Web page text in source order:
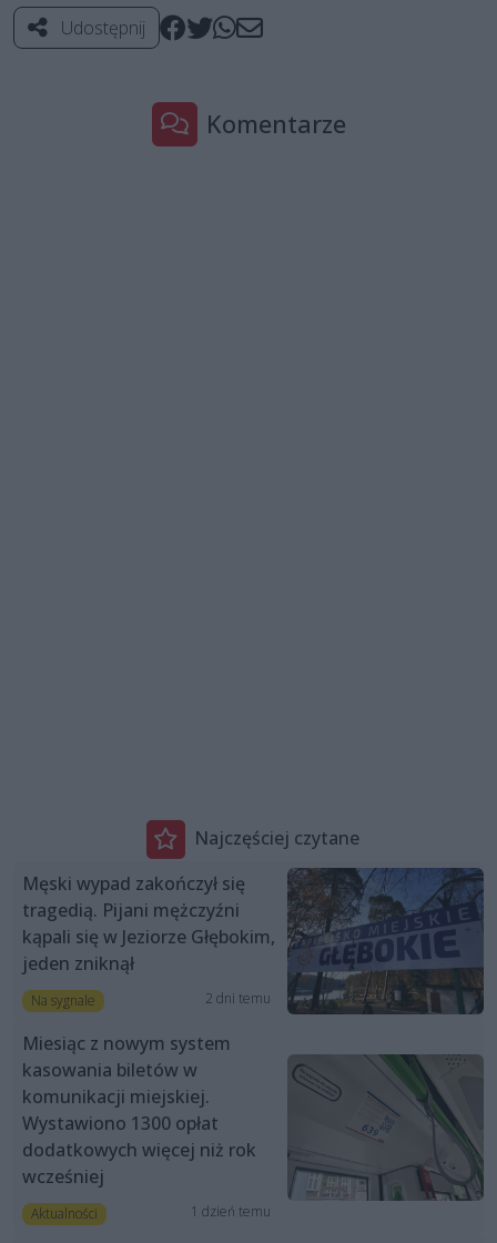
Udostępnij
Komentarze
Najczęściej czytane
Męski wypad zakończył się
tragedią. Pijani mężczyźni
kąpali się w Jeziorze Głębokim,
jeden zniknął
Na sygnale 2 dni temu
Miesiąc z nowym system
kasowania biletów w
komunikacji miejskiej.
Wystawiono 1300 opłat
dodatkowych więcej niż rok
wcześniej
Aktualności 1 dzień temu